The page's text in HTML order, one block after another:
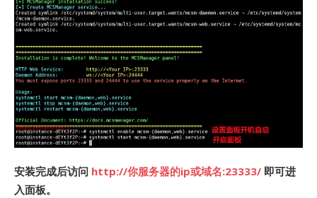
安装完成后访问 http://你服务器的ip或域名:23333/ 即可进
入面板。